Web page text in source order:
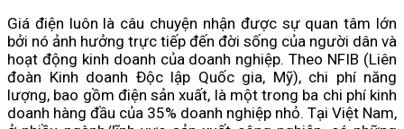
Giá điện luôn là câu chuyện nhận được sự quan tâm lớn
bởi nó ảnh hưởng trực tiếp đến đời sống của người dân và
hoạt động kinh doanh của doanh nghiệp. Theo NFIB (Liên
đoàn Kinh doanh Độc lập Quốc gia, Mỹ), chi phí năng
lượng, bao gồm điện sản xuất, là một trong ba chi phí kinh
doanh hàng đầu của 35% doanh nghiệp nhỏ. Tại Việt Nam,